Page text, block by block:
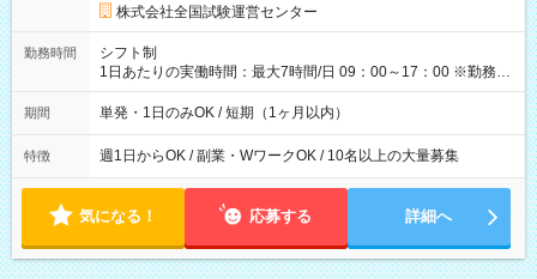
円の場合あり ・国家試験 7:00～13:30（休憩なし） 時給1,300
円（役割手当＋100円）×6時間＝日収8,400円＋交通費 【試用期
間】試用期間なし
株式会社全国試験運営センター
勤務時間
シフト制
1日あたりの実働時間：最大7時間/日 09：00～17：00 ※勤務時
間は 試験により異なります。
期間 単発・1日のみOK / 短期（1ヶ月以内）
特徴 週1日からOK / 副業・WワークOK / 10名以上の大量募集
気になる！ 応募する 詳細へ